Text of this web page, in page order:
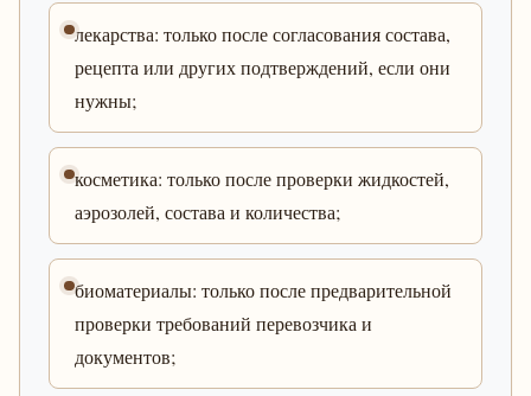
лекарства: только после согласования состава,
рецепта или других подтверждений, если они
нужны;
косметика: только после проверки жидкостей,
аэрозолей, состава и количества;
биоматериалы: только после предварительной
проверки требований перевозчика и
документов;